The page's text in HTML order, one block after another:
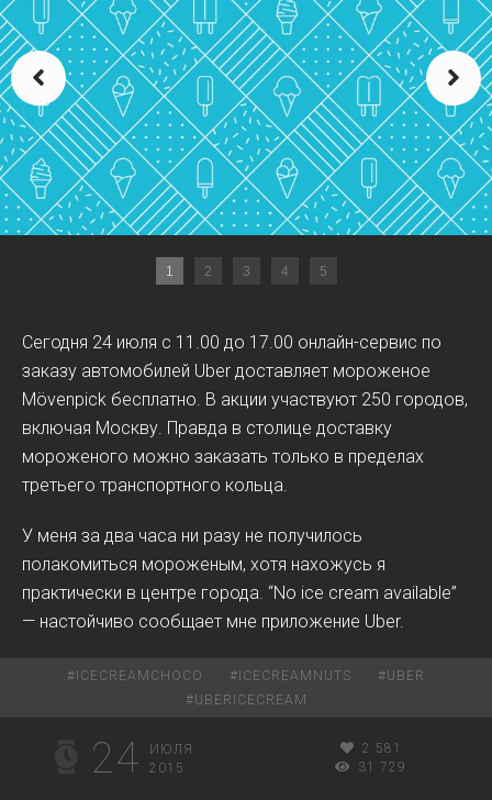
1 2 3 4 5
Сегодня 24 июля с 11.00 до 17.00 онлайн-сервис по
заказу автомобилей Uber доставляет мороженое
Mövenpick бесплатно. В акции участвуют 250 городов,
включая Москву. Правда в столице доставку
мороженого можно заказать только в пределах
третьего транспортного кольца.
У меня за два часа ни разу не получилось
полакомиться мороженым, хотя нахожусь я
практически в центре города. “No ice cream available”
— настойчиво сообщает мне приложение Uber.
# ICECREAMCHOCO # ICECREAMNUTS #UBER
#UBERICECREAM
24
ИЮЛЯ
2015
2 581
31 729